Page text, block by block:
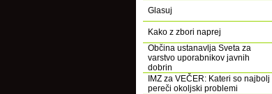
Glasuj
Kako z zbori naprej
Občina ustanavlja Sveta za
varstvo uporabnikov javnih
dobrin
IMZ za VEČER: Kateri so najbolj
pereči okoljski problemi